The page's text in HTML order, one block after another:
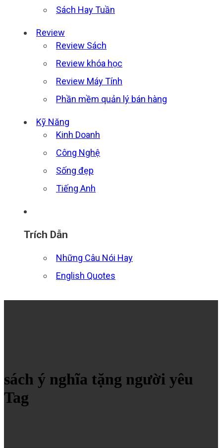
Sách Hay Tuần
Review
Review Sách
Review khóa học
Review Máy Tính
Phần mềm quản lý bán hàng
Kỹ Năng
Kinh Doanh
Công Nghệ
Sống đẹp
Tiếng Anh
Trích Dẫn
Những Câu Nói Hay
English Quotes
sách ý nghĩa tặng người yêu
Tag